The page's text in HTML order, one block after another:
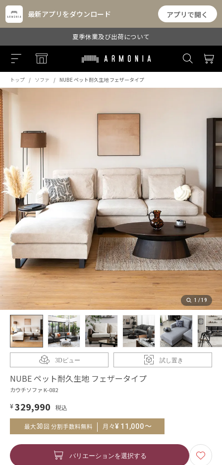
最新アプリをダウンロード アプリで開く
夏季休業及び出荷について
トップ ソファ NUBE ペット耐久生地 フェザータイプ
1 /19
3Dビュー 試し置き
カウチソファ K-082
NUBE ペット耐久生地 フェザータイプ
¥329,990
最大30 回 分割手数料無料 月々¥ 11,000～
バリエーションを選択する